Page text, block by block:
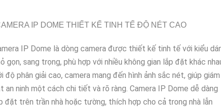
IP DOME THIẾT KẾ TINH TẾ ĐỘ NÉT CAO
IP Dome là dòng camera được thiết kế tinh tế với kiểu
gọn, sang trọng, phù hợp với nhiều không gian lắp đặt khác
độ phân giải cao, camera mang đến hình ảnh sắc nét, giúp giám
an ninh một cách chi tiết và rõ ràng. Camera IP Dome dễ dàng
đặt trên trần nhà hoặc tường, thích hợp cho cả trong nhà lẫn